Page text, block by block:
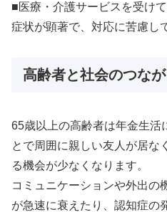
■医療・介護サービスを受け
症状が顕著で、対応に苦慮し
高齢者と社会のつな
65歳以上の高齢者は年金生活
とで周囲に親しい友人が居な
る機会が少なくなります。
コミュニケーションや外出の
が急速に衰えたり、認知症の